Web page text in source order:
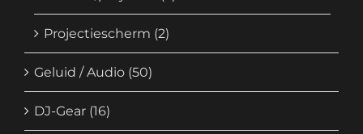
Projectiescherm (2)
Geluid / Audio (50)
DJ-Gear (16)